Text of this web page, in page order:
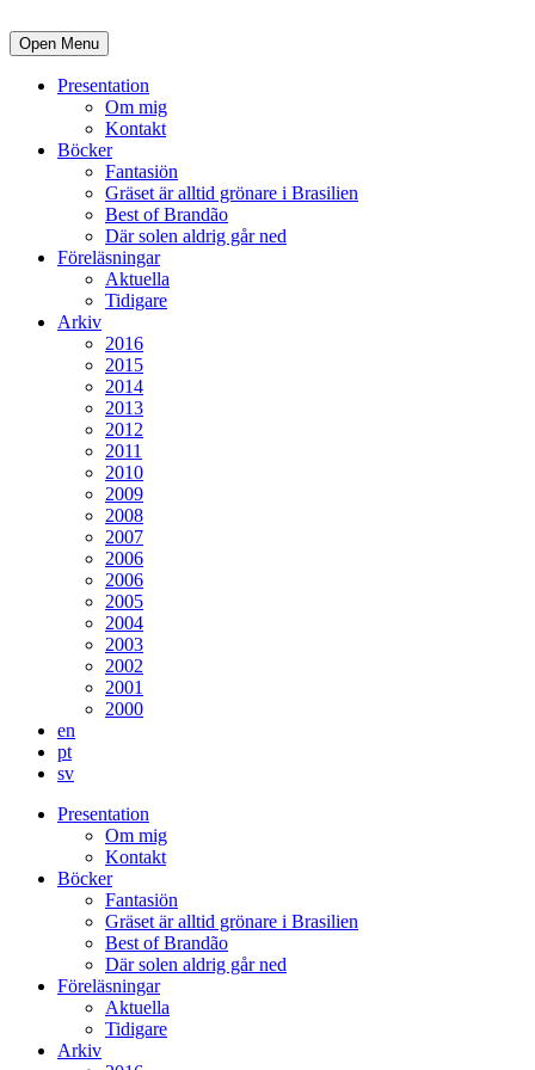
Open Menu
Presentation
Om mig
Kontakt
Böcker
Fantasiön
Gräset är alltid grönare i Brasilien
Best of Brandão
Där solen aldrig går ned
Föreläsningar
Aktuella
Tidigare
Arkiv
2016
2015
2014
2013
2012
2011
2010
2009
2008
2007
2006
2006
2005
2004
2003
2002
2001
2000
en
pt
sv
Presentation
Om mig
Kontakt
Böcker
Fantasiön
Gräset är alltid grönare i Brasilien
Best of Brandão
Där solen aldrig går ned
Föreläsningar
Aktuella
Tidigare
Arkiv